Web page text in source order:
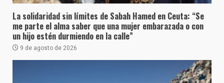
La solidaridad sin límites de Sabah Hamed en Ceuta: “Se
me parte el alma saber que una mujer embarazada o con
un hijo estén durmiendo en la calle”
9 de agosto de 2026